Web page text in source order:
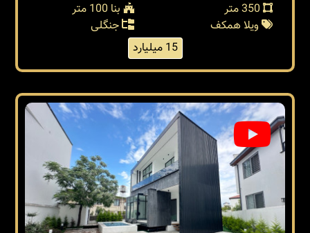
بنا 100 متر
ویلا همکف
جنگلی
15 میلیارد